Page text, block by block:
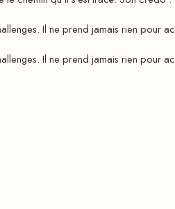
Il ne prend jamais rien pour
Il ne prend jamais rien pour